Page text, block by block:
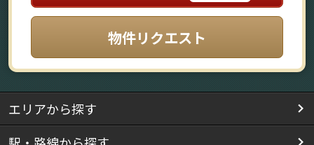
物件リクエスト
エリアから探す